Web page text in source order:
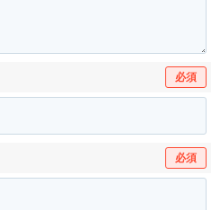
必須
必須